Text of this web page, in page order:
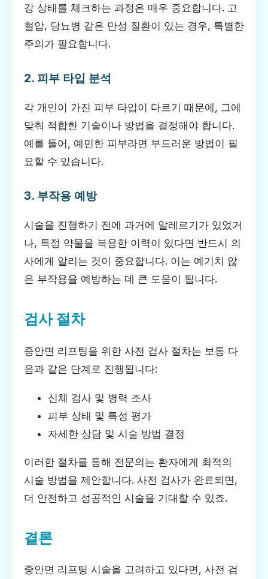
강 상태를 체크하는 과정은 매우 중요합니다. 고
혈압, 당뇨병 같은 만성 질환이 있는 경우, 특별한
주의가 필요합니다.
2. 피부 타입 분석
각 개인이 가진 피부 타입이 다르기 때문에, 그에
맞춰 적합한 기술이나 방법을 결정해야 합니다.
예를 들어, 예민한 피부라면 부드러운 방법이 필
요할 수 있습니다.
3. 부작용 예방
시술을 진행하기 전에 과거에 알레르기가 있었거
나, 특정 약물을 복용한 이력이 있다면 반드시 의
사에게 알리는 것이 중요합니다. 이는 예기치 않
은 부작용을 예방하는 데 큰 도움이 됩니다.
검사 절차
중안면 리프팅을 위한 사전 검사 절차는 보통 다
음과 같은 단계로 진행됩니다:
신체 검사 및 병력 조사
피부 상태 및 특성 평가
자세한 상담 및 시술 방법 결정
이러한 절차를 통해 전문의는 환자에게 최적의
시술 방법을 제안합니다. 사전 검사가 완료되면,
더 안전하고 성공적인 시술을 기대할 수 있죠.
결론
중안면 리프팅 시술을 고려하고 있다면, 사전 검